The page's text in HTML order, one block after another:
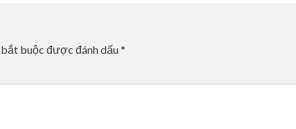
buộc được đánh dấu*